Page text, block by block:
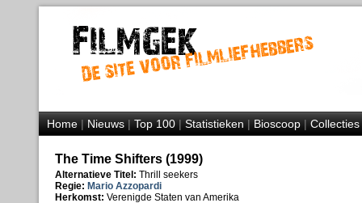
Home|Nieuws|Top 100|Statistieken|Bioscoop|Collecties
The Time Shifters (1999)
Alternatieve Titel: Thrill seekers
Regie: Mario Azzopardi
Herkomst: Verenigde Staten van Amerika